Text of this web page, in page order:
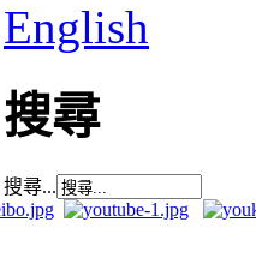
English
搜尋
搜尋...